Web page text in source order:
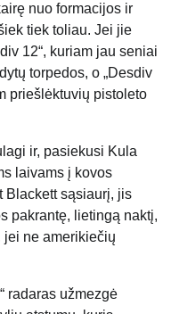
nuo formacijos ir
tiek toliau. Jei jie
12“, kuriam jau seniai
torpedos, o „Desdiv
priešlėktuvių pistoleto
ir, pasiekusi Kula
laivams į kovos
Blackett sąsiaurį, jis
pakrantę, lietingą naktį,
jei ne amerikiečių
radaras užmezgė